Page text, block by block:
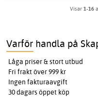
Visar 1-16
Varför handla på
Låga priser & stort utbud
Fri frakt över 999 kr
Ingen fakturaavgift
30 dagars öppet köp